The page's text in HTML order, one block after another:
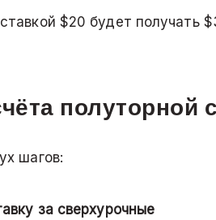
$20 будет получать
полуторной
шагов:
за сверхурочные